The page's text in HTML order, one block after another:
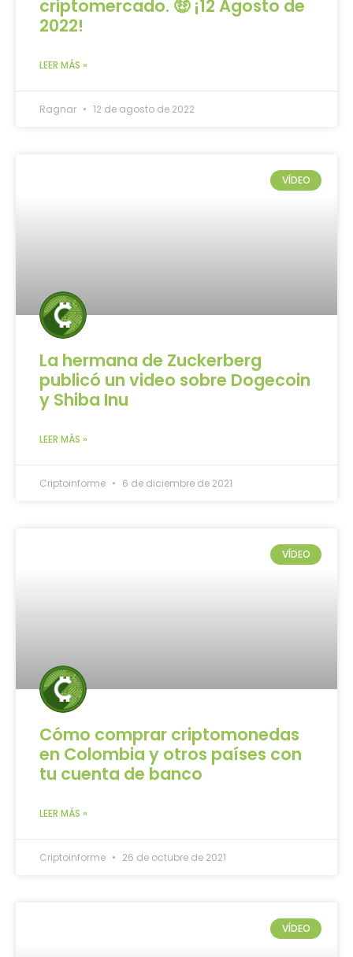
criptomercado. 🤑 ¡12 Agosto de
2022!
LEER MÁS »
Ragnar 12 de agosto de 2022
VÍDEO
La hermana de Zuckerberg
publicó un video sobre Dogecoin
y Shiba Inu
LEER MÁS »
Criptoinforme 6 de diciembre de 2021
VÍDEO
Cómo comprar criptomonedas
en Colombia y otros países con
tu cuenta de banco
LEER MÁS »
Criptoinforme 26 de octubre de 2021
VÍDEO